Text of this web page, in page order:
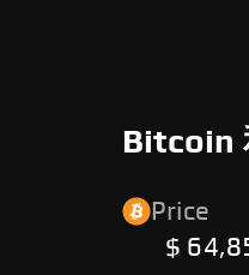
Bitcoin
Price
$